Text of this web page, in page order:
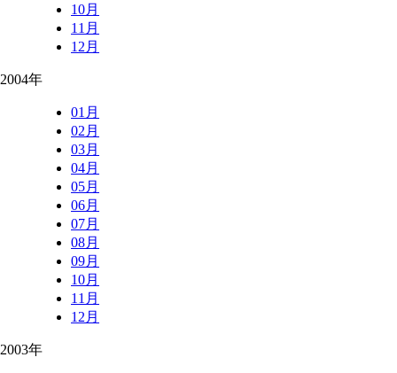
10月
11月
12月
2004年
01月
02月
03月
04月
05月
06月
07月
08月
09月
10月
11月
12月
2003年